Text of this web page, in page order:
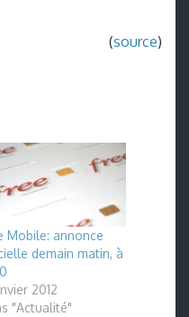
(source)
Mobile: annonce
demain matin, à
2012
"Actualité"